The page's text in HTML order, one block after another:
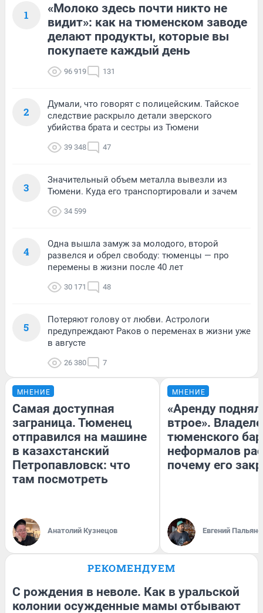
1
«Молоко здесь почти никто не
видит»: как на тюменском заводе
делают продукты, которые вы
покупаете каждый день
96 919 131
2
Думали, что говорят с полицейским. Тайское
следствие раскрыло детали зверского
убийства брата и сестры из Тюмени
39 348 47
3
Значительный объем металла вывезли из
Тюмени. Куда его транспортировали и зачем
34 599
4
Одна вышла замуж за молодого, второй
развелся и обрел свободу: тюменцы — про
перемены в жизни после 40 лет
30 171 48
5
Потеряют голову от любви. Астрологи
предупреждают Раков о переменах в жизни уже
в августе
26 380 7
МНЕНИЕ
Самая доступная
заграница. Тюменец
отправился на машине
в казахстанский
Петропавловск: что
там посмотреть
Анатолий Кузнецов
МНЕНИЕ
«Аренду
втрое».
тюменского
неформалов
почему его
Евгений
РЕКОМЕНДУЕМ
С рождения в неволе. Как в уральской
колонии осужденные мамы отбывают